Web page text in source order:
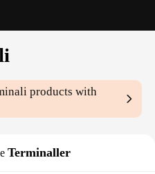
products with
Terminaller